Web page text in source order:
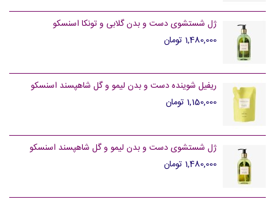
ژل شستشوی دست و بدن گلابی و تونکا اسنسکو
1,480,000 تومان
ریفیل شوینده دست و بدن لیمو و گل شاهپسند اسنسکو
1,150,000 تومان
ژل شستشوی دست و بدن لیمو و گل شاهپسند اسنسکو
1,480,000 تومان